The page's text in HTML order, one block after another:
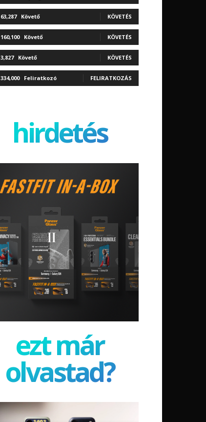
63,287 Követő KÖVETÉS
160,100 Követő KÖVETÉS
3,827 Követő KÖVETÉS
334,000 Feliratkozó FELIRATKOZÁS
hirdetés
ezt már
olvastad?